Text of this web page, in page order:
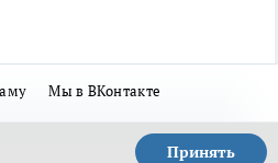
Мы в ВКонтакте
Принять